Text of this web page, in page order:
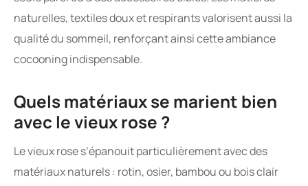
naturelles, textiles doux et respirants valorisent aussi la
qualité du sommeil, renforçant ainsi cette ambiance
cocooning indispensable.
Quels matériaux se marient bien
avec le vieux rose ?
Le vieux rose s’épanouit particulièrement avec des
matériaux naturels : rotin, osier, bambou ou bois clair